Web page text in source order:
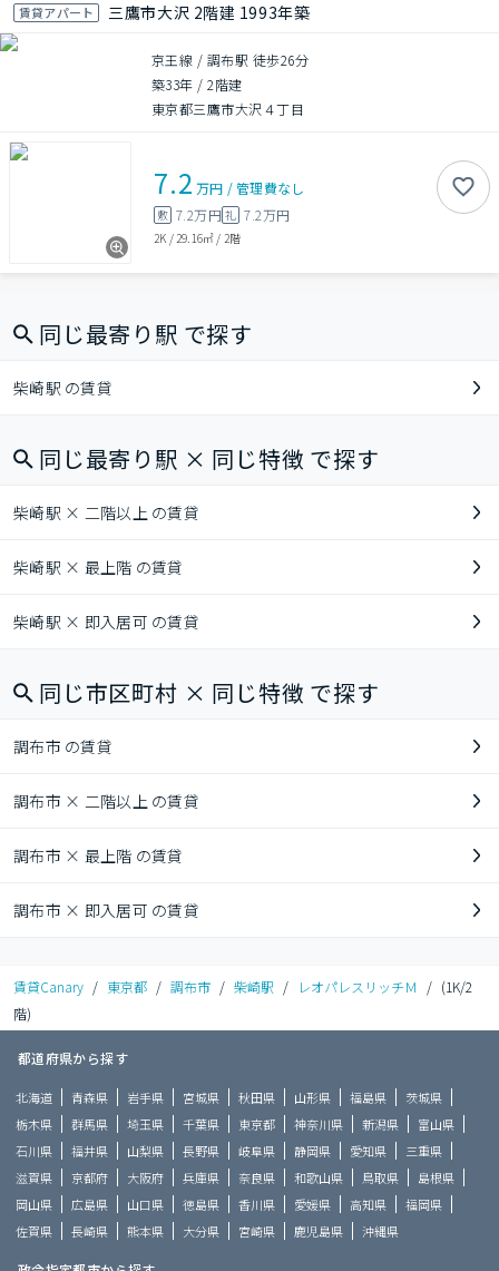
賃貸アパート 三鷹市大沢 2階建 1993年築
京王線 / 調布駅 徒歩26分
築33年 /2階建
東京都三鷹市大沢４丁目
7.2 万円 /管理費なし
敷 7.2万円礼 7.2万円
2K / 29.16㎡ / 2階
同じ最寄り駅 で探す
柴崎駅 の賃貸
同じ最寄り駅 × 同じ特徴 で探す
柴崎駅 × 二階以上 の賃貸
柴崎駅 × 最上階 の賃貸
柴崎駅 × 即入居可 の賃貸
同じ市区町村 × 同じ特徴 で探す
調布市 の賃貸
調布市 × 二階以上 の賃貸
調布市 × 最上階 の賃貸
調布市 × 即入居可 の賃貸
賃貸Canary / 東京都 / 調布市 / 柴崎駅 / レオパレスリッチＭ / (1K/2
階)
都道府県から探す
北海道 青森県 岩手県 宮城県 秋田県 山形県 福島県
茨城県
栃木県
群馬県 埼玉県 千葉県 東京都 神奈川県 新潟県
富山県
石川県
福井県 山梨県 長野県 岐阜県 静岡県 愛知県
三重県
滋賀県
京都府 大阪府 兵庫県 奈良県 和歌山県 鳥取県
島根県
岡山県
広島県 山口県 徳島県 香川県 愛媛県 高知県
福岡県
佐賀県
長崎県 熊本県 大分県 宮崎県 鹿児島県 沖縄県